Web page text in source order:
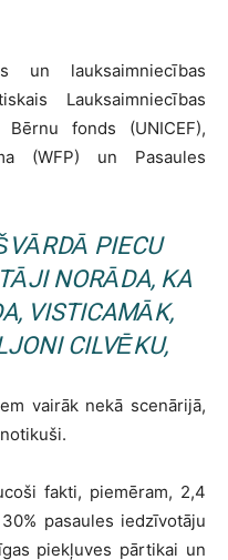
un lauksaimniecības
Lauksaimniecības
fonds (UNICEF),
(WFP) un Pasaules
PIECU
NORĀDA, KA
VISTICAMĀK,
CILVĒKU,
vairāk nekā scenārijā,
fakti, piemēram, 2,4
pasaules iedzīvotāju
piekļuves pārtikai un